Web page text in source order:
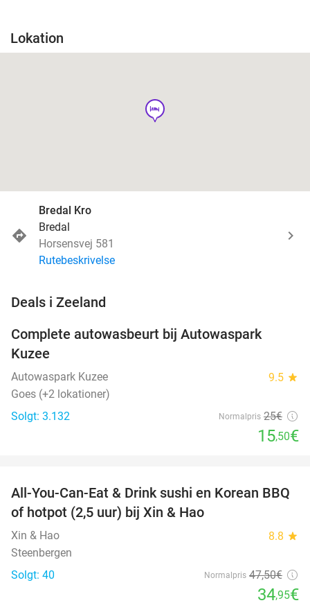
Lokation
hotel
Bredal Kro
Bredal
Horsensvej 581
Rutebeskrivelse
Deals i Zeeland
Complete autowasbeurt bij Autowaspark
Kuzee
Autowaspark Kuzee 9.5 star
Goes (+2 lokationer)
Solgt: 3.132
Normalpris 25€
15,50€
26%
DAG
All-You-Can-Eat & Drink sushi en Korean BBQ
of hotpot (2,5 uur) bij Xin & Hao
Xin & Hao 8.8 star
Steenbergen
Solgt: 40
Normalpris 47,50€
34,95€